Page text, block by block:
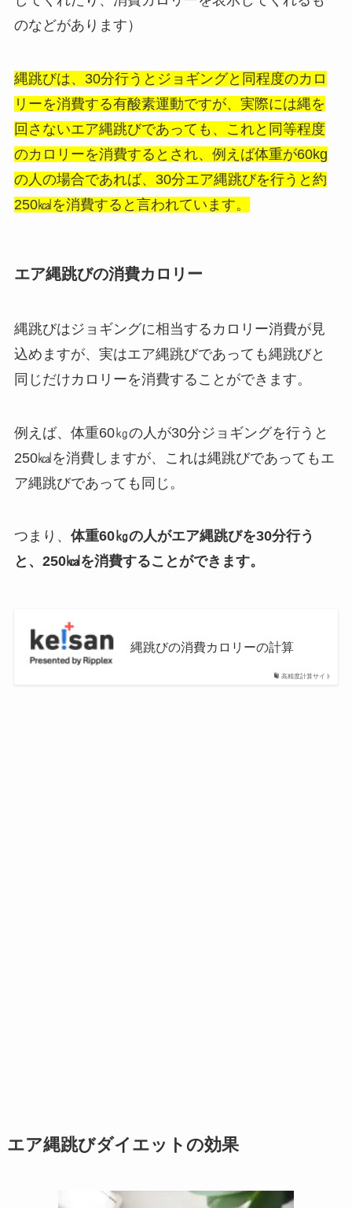
のなどがあります）
縄跳びは、30分行うとジョギングと同程度のカロ
リーを消費する有酸素運動ですが、実際には縄を
回さないエア縄跳びであっても、これと同等程度
のカロリーを消費するとされ、例えば体重が60kg
の人の場合であれば、30分エア縄跳びを行うと約
250㎉を消費すると言われています。
エア縄跳びの消費カロリー
縄跳びはジョギングに相当するカロリー消費が見
込めますが、実はエア縄跳びであっても縄跳びと
同じだけカロリーを消費することができます。
例えば、体重60㎏の人が30分ジョギングを行うと
250㎉を消費しますが、これは縄跳びであってもエ
ア縄跳びであっても同じ。
つまり、 体重60㎏の人がエア縄跳びを30分行う
と、250㎉を消費することができます。
高精度計算サイト
縄跳びの消費カロリーの計算
エア縄跳びダイエットの効果